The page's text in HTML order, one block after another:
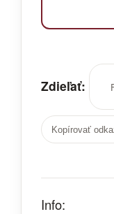
Zdieľať:
Kopírovať
Info: